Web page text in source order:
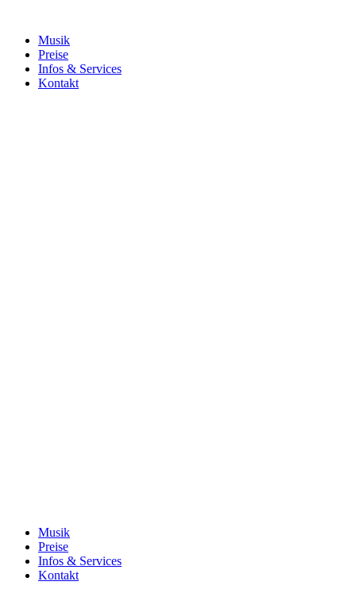
Musik
Preise
Infos & Services
Kontakt
Musik
Preise
Infos & Services
Kontakt